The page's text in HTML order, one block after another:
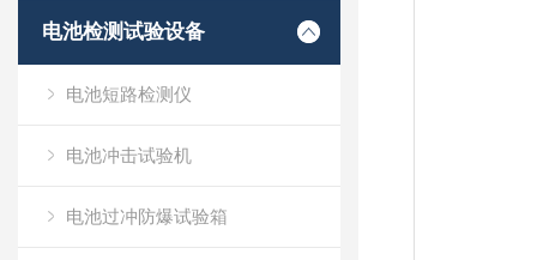
电池检测试验设备
电池短路检测仪
电池冲击试验机
电池过冲防爆试验箱